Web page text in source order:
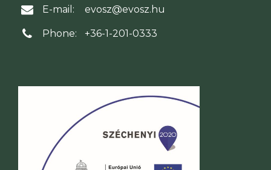
E-mail: evosz@evosz.hu
Phone: +36-1-201-0333